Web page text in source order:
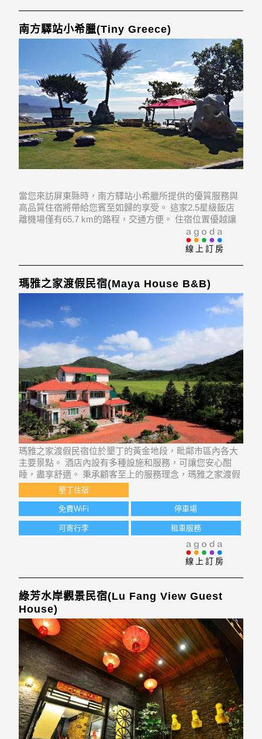
南方驛站小希臘(Tiny Greece)
當您來訪屏東縣時，南方驛站小希臘所提供的優質服務與
高品質住宿將帶給您賓至如歸的享受。 這家2.5星級飯店
離機場僅有65.7 km的路程，交通方便。 住宿位置優越讓
線上訂房
瑪雅之家渡假民宿(Maya House B&B)
瑪雅之家渡假民宿位於墾丁的黃金地段，毗鄰市區內各大
主要景點。 酒店內設有多種設施和服務，可讓您安心酣
睡，盡享舒適。 秉承顧客至上的服務理念，瑪雅之家渡假
民宿的工作人員為您提供體貼入微的服務。 酒店客房設計
舒適，部分更提供平面電視, 無線網絡, 無線網絡 (免費), 禁
煙房, 空調等設施，讓您的住宿份
墾丁住宿
免費WiFi 停車場
可寄行李 租車服務
線上訂房
綠芳水岸觀景民宿(Lu Fang View Guest
House)